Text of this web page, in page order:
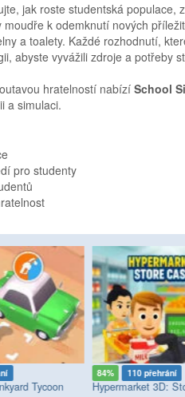
jak roste studentská
moudře k odemknutí nových
a toalety. Každé rozhodnutí,
abyste vyvážili zdroje a potřeby
hratelností nabízíSchool
a simulaci.
pro studenty
Tycoon
84% 110 přehrání
Hypermarket 3D: